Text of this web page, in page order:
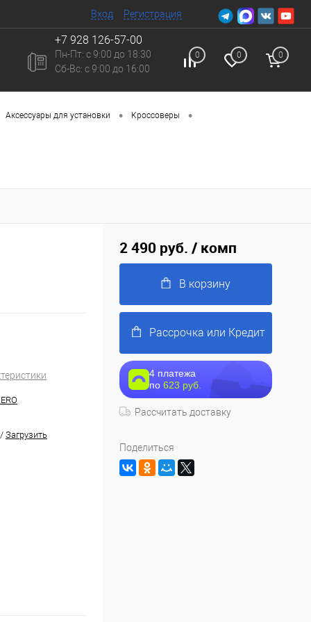
Вход Регистрация
+7 928 126-57-00
Пн-Пт: с 9:00 до 18:30
Сб-Вc: с 9:00 до 16:00
0 0 0
Аксессуары для установки • Кроссоверы •
/ Загрузить
2 490 руб. / комп
В корзину
Рассрочка или Кредит
4 платежа
по 623 руб.
Рассчитать доставку
Поделиться